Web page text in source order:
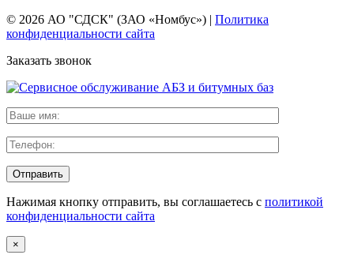
© 2026 АО "СДСК" (ЗАО «Номбус») | Политика
конфиденциальности сайта
Заказать звонок
Нажимая кнопку отправить, вы соглашаетесь с политикой
конфиденциальности сайта
×